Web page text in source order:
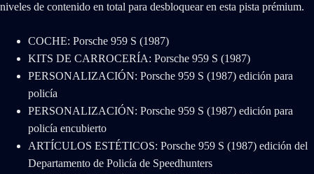
niveles de contenido en total para desbloquear en esta pista prémium.
COCHE: Porsche 959 S (1987)
KITS DE CARROCERÍA: Porsche 959 S (1987)
PERSONALIZACIÓN: Porsche 959 S (1987) edición para
policía
PERSONALIZACIÓN: Porsche 959 S (1987) edición para
policía encubierto
ARTÍCULOS ESTÉTICOS: Porsche 959 S (1987) edición del
Departamento de Policía de Speedhunters